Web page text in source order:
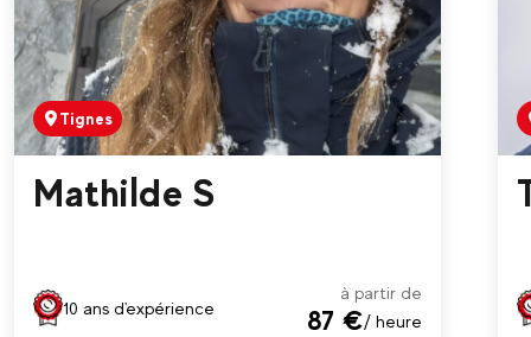
Tignes
Mathilde S
10 ans d'expérience
à partir de
87 €/ heure